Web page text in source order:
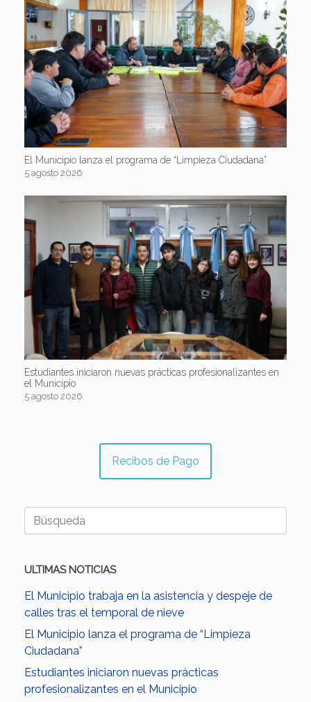
El Municipio lanza el programa de “Limpieza Ciudadana”
5 agosto 2026
Estudiantes iniciaron nuevas prácticas profesionalizantes en
el Municipio
5 agosto 2026
Recibos de Pago
Buscar:
ULTIMAS NOTICIAS
El Municipio trabaja en la asistencia y despeje de
calles tras el temporal de nieve
El Municipio lanza el programa de “Limpieza
Ciudadana”
Estudiantes iniciaron nuevas prácticas
profesionalizantes en el Municipio